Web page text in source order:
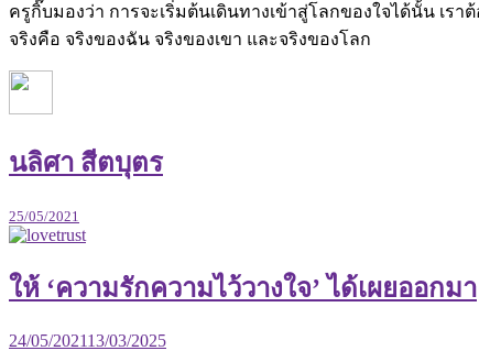
ครูกิ๊บมองว่า การจะเริ่มต้นเดินทางเข้าสู่โลกของใจได้นั้น เร
จริงคือ จริงของฉัน จริงของเขา และจริงของโลก
นลิศา สีตบุตร
25/05/2021
ให้ ‘ความรักความไว้วางใจ’ ได้เผยออกมา
24/05/202113/03/2025